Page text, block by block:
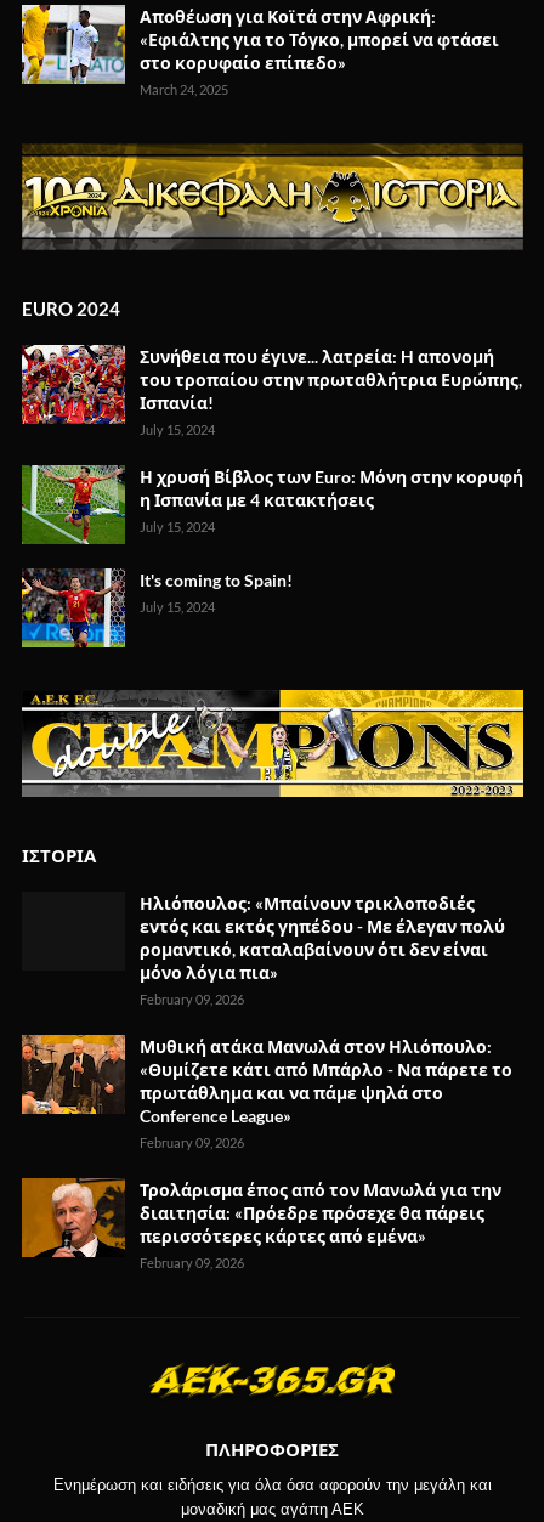
Αποθέωση για Κοϊτά στην Αφρική:
«Εφιάλτης για το Τόγκο, μπορεί να φτάσει
στο κορυφαίο επίπεδο»
March 24, 2025
EURO 2024
Συνήθεια που έγινε... λατρεία: H απονομή
του τροπαίου στην πρωταθλήτρια Ευρώπης,
Ισπανία!
July 15, 2024
Η χρυσή Βίβλος των Euro: Μόνη στην κορυφή
η Ισπανία με 4 κατακτήσεις
July 15, 2024
It's coming to Spain!
July 15, 2024
ΙΣΤΟΡΙΑ
Ηλιόπουλος: «Μπαίνουν τρικλοποδιές
εντός και εκτός γηπέδου - Με έλεγαν πολύ
ρομαντικό, καταλαβαίνουν ότι δεν είναι
μόνο λόγια πια»
February 09, 2026
Μυθική ατάκα Μανωλά στον Ηλιόπουλο:
«Θυμίζετε κάτι από Μπάρλο - Να πάρετε το
πρωτάθλημα και να πάμε ψηλά στο
Conference League»
February 09, 2026
Τρολάρισμα έπος από τον Μανωλά για την
διαιτησία: «Πρόεδρε πρόσεχε θα πάρεις
περισσότερες κάρτες από εμένα»
February 09, 2026
ΠΛΗΡΟΦΟΡΙΕΣ
Ενημέρωση και ειδήσεις για όλα όσα αφορούν την μεγάλη και
μοναδική μας αγάπη ΑΕΚ